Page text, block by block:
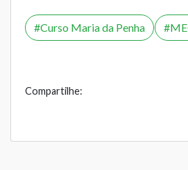
Curso Maria da Penha
Compartilhe: